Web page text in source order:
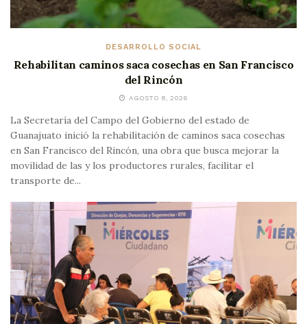
DESARROLLO SOCIAL
Rehabilitan caminos saca cosechas en San Francisco
del Rincón
AGOSTO 8, 2026
La Secretaría del Campo del Gobierno del estado de
Guanajuato inició la rehabilitación de caminos saca cosechas
en San Francisco del Rincón, una obra que busca mejorar la
movilidad de las y los productores rurales, facilitar el
transporte de...